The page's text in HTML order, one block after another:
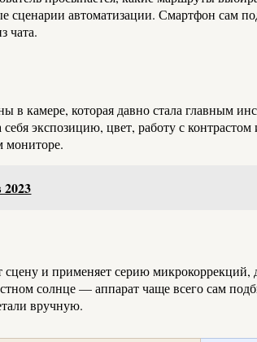
автоматизации. Смартфон сам
чата.
в камере, которая давно стала главным
экспозицию, цвет, работу с
мониторе.
и применяет серию
солнце — аппарат чаще всего сам
вручную.